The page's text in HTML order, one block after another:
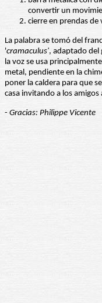
convertir un
cierre en prendas de
La palabra se tomó del
'cramaculus', adaptado del
la voz se usa
metal, pendiente en la
poner la caldera para que
casa invitando a los amigos
- Gracias: Philippe Vicente